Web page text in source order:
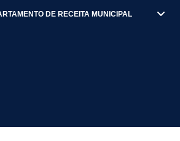
DE RECEITA MUNICIPAL